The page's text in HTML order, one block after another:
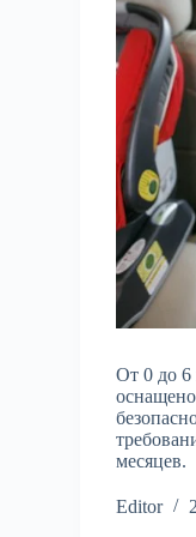
От 0 до 6
месяцев.
Editor